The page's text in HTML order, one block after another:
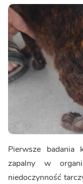
Pierwsze badania
zapalny w
niedoczynność